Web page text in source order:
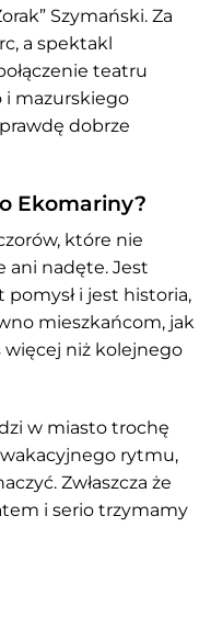
Szymański. Za
a spektakl
teatru
i mazurskiego
dobrze
Ekomariny?
które nie
ani nadęte. Jest
i jest historia,
mieszkańcom, jak
niż kolejnego
w miasto trochę
rytmu,
Zwłaszcza że
i serio trzymamy